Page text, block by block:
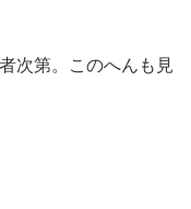
次第。このへんも見